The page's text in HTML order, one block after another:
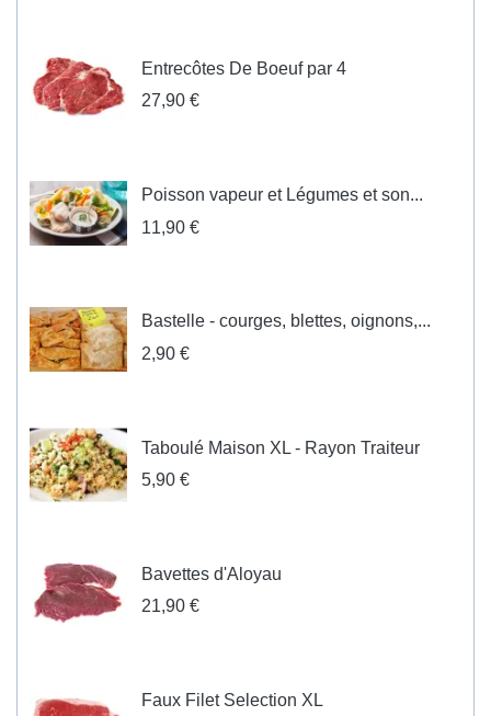
Entrecôtes De Boeuf par 4
27,90 €
Poisson vapeur et Légumes et son...
11,90 €
Bastelle - courges, blettes, oignons,...
2,90 €
Taboulé Maison XL - Rayon Traiteur
5,90 €
Bavettes d'Aloyau
21,90 €
Faux Filet Selection XL